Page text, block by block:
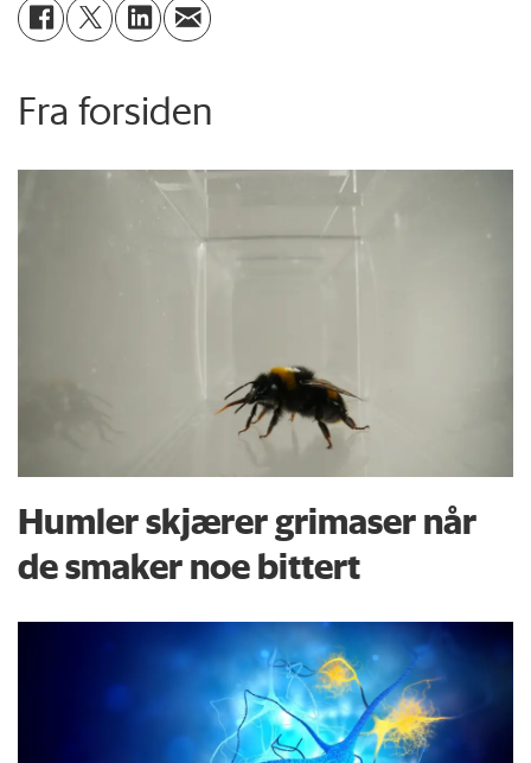
Fra forsiden
Humler skjærer grimaser når
de smaker noe bittert